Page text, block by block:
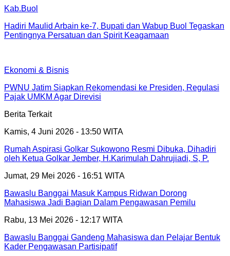
Kab.Buol
Hadiri Maulid Arbain ke-7, Bupati dan Wabup Buol Tegaskan
Pentingnya Persatuan dan Spirit Keagamaan
Ekonomi & Bisnis
PWNU Jatim Siapkan Rekomendasi ke Presiden, Regulasi
Pajak UMKM Agar Direvisi
Berita Terkait
Kamis, 4 Juni 2026 - 13:50 WITA
Rumah Aspirasi Golkar Sukowono Resmi Dibuka, Dihadiri
oleh Ketua Golkar Jember, H.Karimulah Dahrujiadi, S, P.
Jumat, 29 Mei 2026 - 16:51 WITA
Bawaslu Banggai Masuk Kampus Ridwan Dorong
Mahasiswa Jadi Bagian Dalam Pengawasan Pemilu
Rabu, 13 Mei 2026 - 12:17 WITA
Bawaslu Banggai Gandeng Mahasiswa dan Pelajar Bentuk
Kader Pengawasan Partisipatif